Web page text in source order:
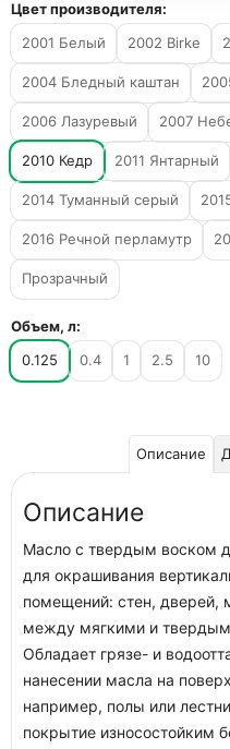
Цвет производителя:
2001 Белый
2002 Birke
2004 Бледный каштан
2006 Лазуревый 2007
2010 Кедр 2011 Янтарный
2014 Туманный серый
2016 Речной перламутр
Прозрачный
Объем, л:
0.125
0.4 1 2.5 10
Описание
Описание
Масло с твердым воском
для окрашивания
помещений: стен, дверей,
между мягкими и
Обладает грязе- и
нанесении масла на
например, полы или
покрытие износостойким